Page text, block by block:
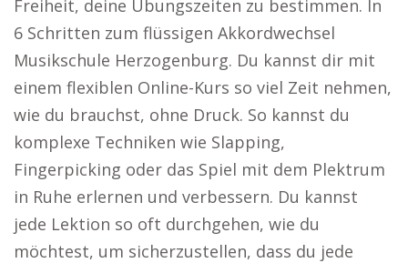
Freiheit, deine Übungszeiten zu bestimmen. In
6 Schritten zum flüssigen Akkordwechsel
Musikschule Herzogenburg. Du kannst dir mit
einem flexiblen Online-Kurs so viel Zeit nehmen,
wie du brauchst, ohne Druck. So kannst du
komplexe Techniken wie Slapping,
Fingerpicking oder das Spiel mit dem Plektrum
in Ruhe erlernen und verbessern. Du kannst
jede Lektion so oft durchgehen, wie du
möchtest, um sicherzustellen, dass du jede